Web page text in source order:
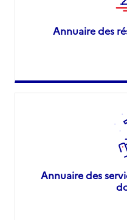
Annuaire des
Annuaire des